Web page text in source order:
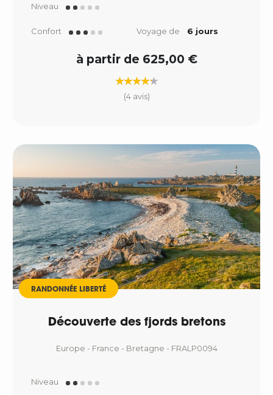
Niveau
Confort Voyage de 6 jours
à partir de 625,00 €
(4 avis)
RANDONNÉE LIBERTÉ
Découverte des fjords bretons
Europe - France - Bretagne - FRALP0094
Niveau